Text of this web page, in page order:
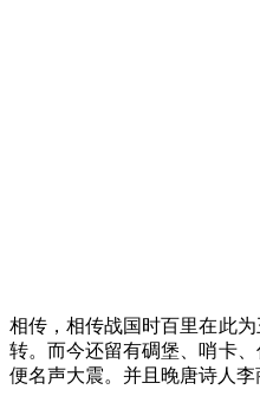
相传，相传战国时百里在此
转。而今还留有碉堡、哨卡
便名声大震。并且晚唐诗人李